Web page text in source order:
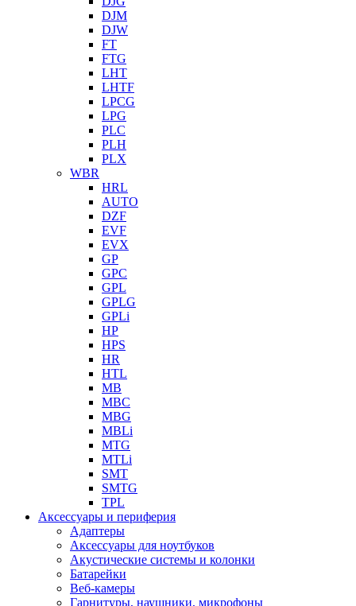
DJM
DJW
FT
FTG
LHT
LHTF
LPCG
LPG
PLC
PLH
PLX
WBR
HRL
AUTO
DZF
EVF
EVX
GP
GPC
GPL
GPLG
GPLi
HP
HPS
HR
HTL
MB
MBC
MBG
MBLi
MTG
MTLi
SMT
SMTG
TPL
Аксессуары и периферия
Адаптеры
Аксессуары для ноутбуков
Акустические системы и колонки
Батарейки
Веб-камеры
Гарнитуры, наушники, микрофоны